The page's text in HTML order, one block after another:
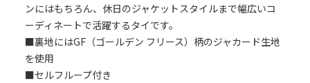
ンにはもちろん、休日のジャケットスタイルまで幅広いコ
ーディネートで活躍するタイです。
■裏地にはGF（ゴールデン フリース）柄のジャカード生地
を使用
■セルフループ付き